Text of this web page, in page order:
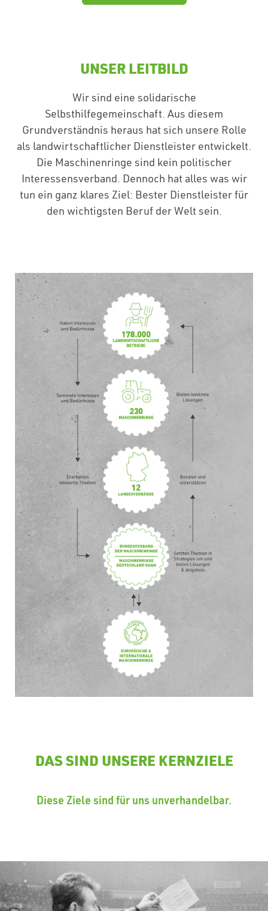
UNSER LEITBILD
Wir sind eine solidarische
Selbsthilfegemeinschaft. Aus diesem
Grundverständnis heraus hat sich unsere Rolle
als landwirtschaftlicher Dienstleister entwickelt.
Die Maschinenringe sind kein politischer
Interessensverband. Dennoch hat alles was wir
tun ein ganz klares Ziel: Bester Dienstleister für
den wichtigsten Beruf der Welt sein.
DAS SIND UNSERE KERNZIELE
Diese Ziele sind für uns unverhandelbar.